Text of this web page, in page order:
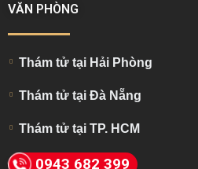
VĂN PHÒNG
Thám tử tại Hải Phòng
Thám tử tại Đà Nẵng
Thám tử tại TP. HCM
0943 682 399